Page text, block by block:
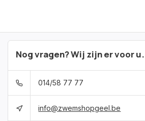
Nog vragen? Wij zijn er voor u.
014/58 77 77
info@zwemshopgeel.be